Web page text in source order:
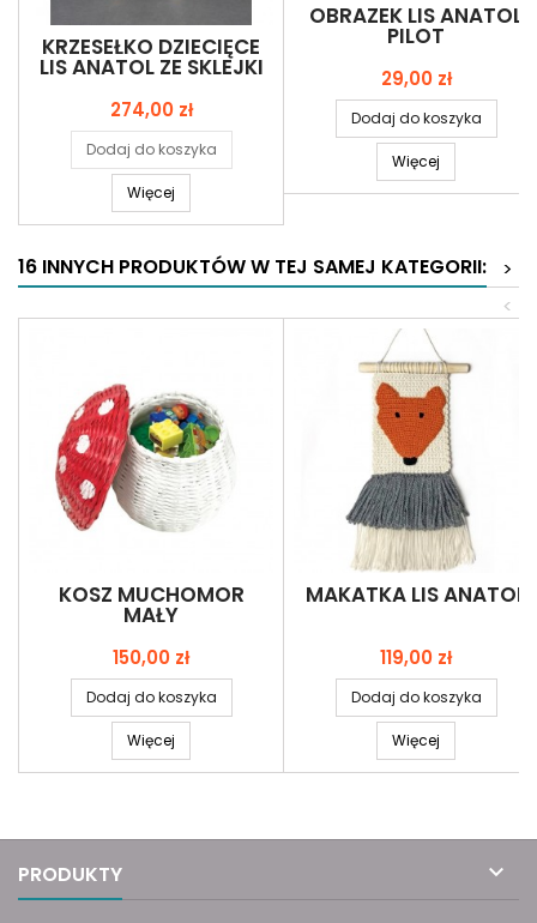
KRZESEŁKO DZIECIĘCE
LIS ANATOL ZE SKLEJKI
Cena
274,00 zł
Dodaj do koszyka
Więcej
OBRAZEK LIS ANATOL
PILOT
Cena
29,00 zł
Dodaj do koszyka
Więcej
16 INNYCH PRODUKTÓW W TEJ SAMEJ KATEGORII:
>
<
KOSZ MUCHOMOR
MAŁY
Cena
150,00 zł
Dodaj do koszyka
Więcej
MAKATKA LIS ANATOL
Cena
119,00 zł
Dodaj do koszyka
Więcej
PRODUKTY 